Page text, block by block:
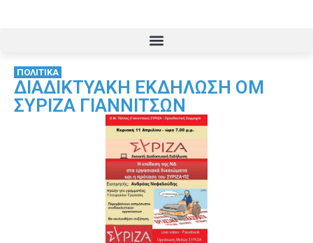
ΠΟΛΙΤΙΚΑ
ΔΙΑΔΙΚΤΥΑΚΗ ΕΚΔΗΛΩΣΗ ΟΜ
ΣΥΡΙΖΑ ΓΙΑΝΝΙΤΣΩΝ